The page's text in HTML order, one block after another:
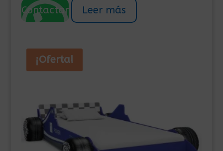
Contactar Leer más
¡Oferta!